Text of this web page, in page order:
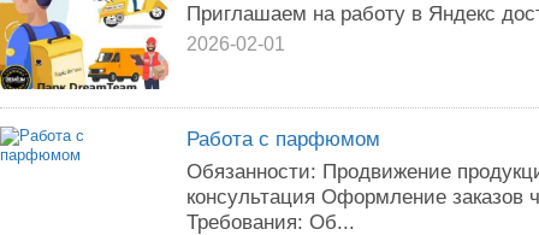
Приглашаем на рaбoту в Яндекс
2026-02-01
Работа с парфюмом
Обязанности: Продвижение
консультация Оформление заказов
Требования: Об...